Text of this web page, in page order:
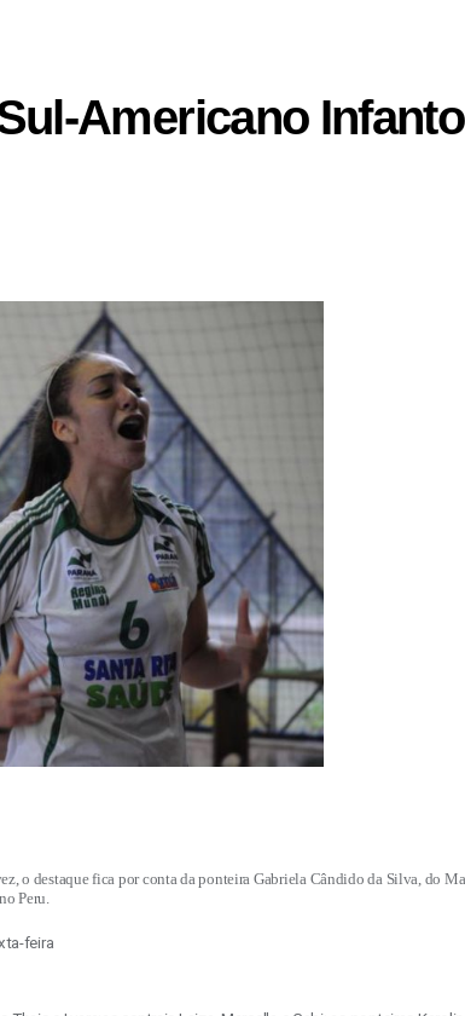
Americano
o destaque fica por conta da ponteira Gabriela Cândido da Silva, do
Peru.
feira